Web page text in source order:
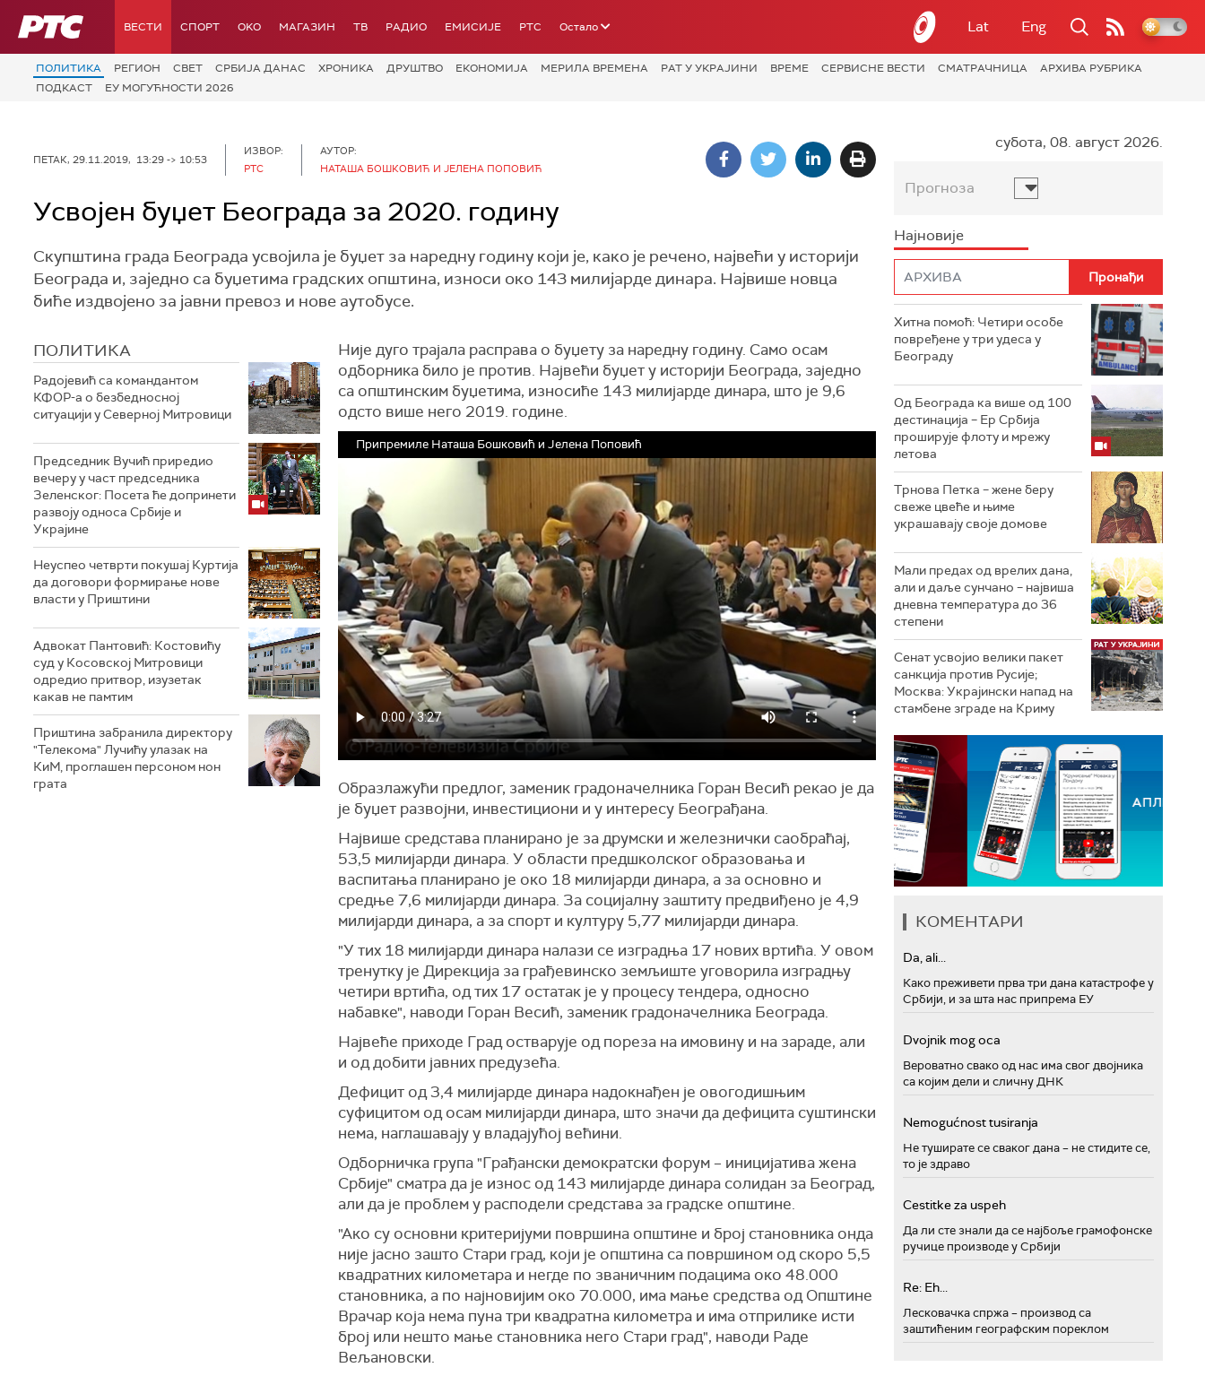
РТС ВЕСТИ СПОРТ OKO МАГАЗИН ТВ РАДИО ЕМИСИЈЕ РТС Остало Lat Eng
ПОЛИТИКА РЕГИОН СВЕТ СРБИЈА ДАНАС ХРОНИКА ДРУШТВО ЕКОНОМИЈА МЕРИЛА ВРЕМЕНА РАТ У УКРАЈИНИ ВРЕМЕ СЕРВИСНЕ ВЕСТИ СМАТРАЧНИЦА
АРХИВА РУБРИКА
ПОДКАСТ
ЕУ МОГУЋНОСТИ 2026
ПЕТАК, 29.11.2019, 13:29 -> 10:53
ИЗВОР:
РТС
АУТОР:
НАТАША БОШКОВИЋ И ЈЕЛЕНА ПОПОВИЋ
Усвојен буџет Београда за 2020. годину
Скупштина града Београда усвојила је буџет за наредну годину који је, како је речено, највећи у историји
Београда и, заједно са буџетима градских општина, износи око 143 милијарде динара. Највише новца
биће издвојено за јавни превоз и нове аутобусе.
ПОЛИТИКА
Радојевић са командантом
КФОР-а о безбедносној
ситуацији у Северној Митровици
Председник Вучић приредио
вечеру у част председника
Зеленског: Посета ће допринети
развоју односа Србије и
Украјине
Неуспео четврти покушај Куртија
да договори формирање нове
власти у Приштини
Адвокат Пантовић: Костовићу
суд у Косовској Митровици
одредио притвор, изузетак
какав не памтим
Приштина забранила директору
"Телекома" Лучићу улазак на
КиМ, проглашен персоном нон
грата
Није дуго трајала расправа о буџету за наредну годину. Само осам
одборника било је против. Највећи буџет у историји Београда, заједно
са општинским буџетима, износиће 143 милијарде динара, што је 9,6
одсто више него 2019. године.
Припремиле Наташа Бошковић и Јелена Поповић
Образлажући предлог, заменик градоначелника Горан Весић рекао је да
је буџет развојни, инвестициони и у интересу Београђана.
Највише средстава планирано је за друмски и железнички саобраћај,
53,5 милијарди динара. У области предшколског образовања и
васпитања планирано је око 18 милијарди динара, а за основно и
средње 7,6 милијарди динара. За социјалну заштиту предвиђено је 4,9
милијарди динара, а за спорт и културу 5,77 милијарди динара.
"У тих 18 милијарди динара налази се изградња 17 нових вртића. У овом
тренутку је Дирекција за грађевинско земљиште уговорила изградњу
четири вртића, од тих 17 остатак је у процесу тендера, односно
набавке", наводи Горан Весић, заменик градоначелника Београда.
Највеће приходе Град остварује од пореза на имовину и на зараде, али
и од добити јавних предузећа.
Дефицит од 3,4 милијарде динара надокнађен је овогодишњим
суфицитом од осам милијарди динара, што значи да дефицита суштински
нема, наглашавају у владајућој већини.
Одборничка група "Грађански демократски форум – иницијатива жена
Србије" сматра да је износ од 143 милијарде динара солидан за Београд,
али да је проблем у расподели средстава за градске општине.
"Ако су основни критеријуми површина општине и број становника онда
није јасно зашто Стари град, који је општина са површином од скоро 5,5
квадратних километара и негде по званичним подацима око 48.000
становника, а по најновијим око 70.000, има мање средства од Општине
Врачар која нема пуна три квадратна километра и има отприлике исти
број или нешто мање становника него Стари град", наводи Раде
Вељановски.
субота, 08. август 2026.
Прогноза
Најновије
Хитна помоћ: Четири особе
повређене у три удеса у
Београду
Од Београда ка више од 100
дестинација – Ер Србија
проширује флоту и мрежу
летова
Трнова Петка – жене беру
свеже цвеће и њиме
украшавају своје домове
Мали предах од врелих дана,
али и даље сунчано – највиша
дневна температура до 36
степени
Сенат усвојио велики пакет
санкција против Русије;
Москва: Украјински напад на
стамбене зграде на Криму
КОМЕНТАРИ
Da, ali...
Како преживети прва три дана катастрофе у
Србији, и за шта нас припрема ЕУ
Dvojnik mog oca
Вероватно свако од нас има свог двојника
са којим дели и сличну ДНК
Nemogućnost tusiranja
Не туширате се сваког дана – не стидите се,
то је здраво
Cestitke za uspeh
Да ли сте знали да се најбоље грамофонске
ручице производе у Србији
Re: Eh...
Лесковачка спржа – производ са
заштићеним географским пореклом